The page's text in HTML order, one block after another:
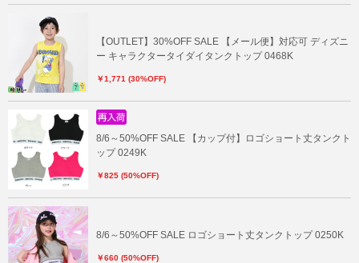
【OUTLET】30%OFF SALE 【メール便】対応可 ディズニ
ー キャラクタータイダイタンクトップ 0468K
￥1,771 (30%OFF)
8/6～50%OFF SALE 【カップ付】ロゴショート丈タンクト
ップ 0249K
￥825 (50%OFF)
8/6～50%OFF SALE ロゴショート丈タンクトップ 0250K
￥660 (50%OFF)